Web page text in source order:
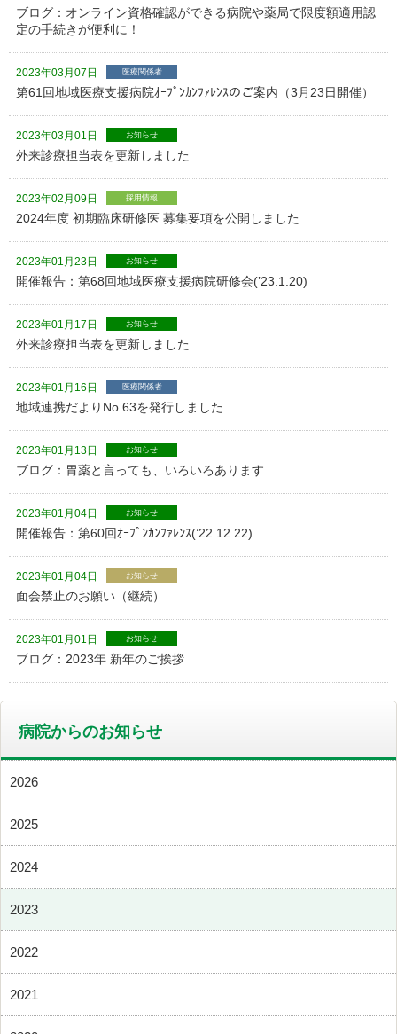
ブログ：オンライン資格確認ができる病院や薬局で限度額適用認
定の手続きが便利に！
2023年03月07日 医療関係者
第61回地域医療支援病院ｵｰﾌﾟﾝｶﾝﾌｧﾚﾝｽのご案内（3月23日開催）
2023年03月01日 お知らせ
外来診療担当表を更新しました
2023年02月09日 採用情報
2024年度 初期臨床研修医 募集要項を公開しました
2023年01月23日 お知らせ
開催報告：第68回地域医療支援病院研修会(’23.1.20)
2023年01月17日 お知らせ
外来診療担当表を更新しました
2023年01月16日 医療関係者
地域連携だよりNo.63を発行しました
2023年01月13日 お知らせ
ブログ：胃薬と言っても、いろいろあります
2023年01月04日 お知らせ
開催報告：第60回ｵｰﾌﾟﾝｶﾝﾌｧﾚﾝｽ(’22.12.22)
2023年01月04日 お知らせ
面会禁止のお願い（継続）
2023年01月01日 お知らせ
ブログ：2023年 新年のご挨拶
病院からのお知らせ
2026
2025
2024
2023
2022
2021